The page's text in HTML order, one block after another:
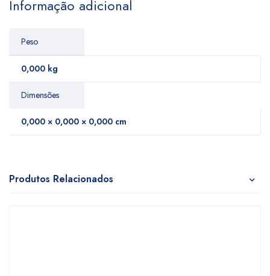
Informação adicional
Peso
0,000 kg
Dimensões
0,000 × 0,000 × 0,000 cm
Produtos Relacionados